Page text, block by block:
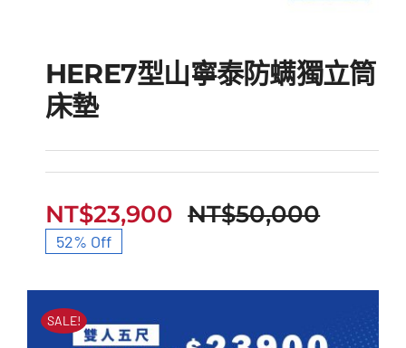
HERE7型山寧泰防螨獨
立筒床墊
HERE7型山寧泰防螨獨立筒
床墊
NT$50,000
價
格：
NT$23,900
價
格：
52% Off
SALE!